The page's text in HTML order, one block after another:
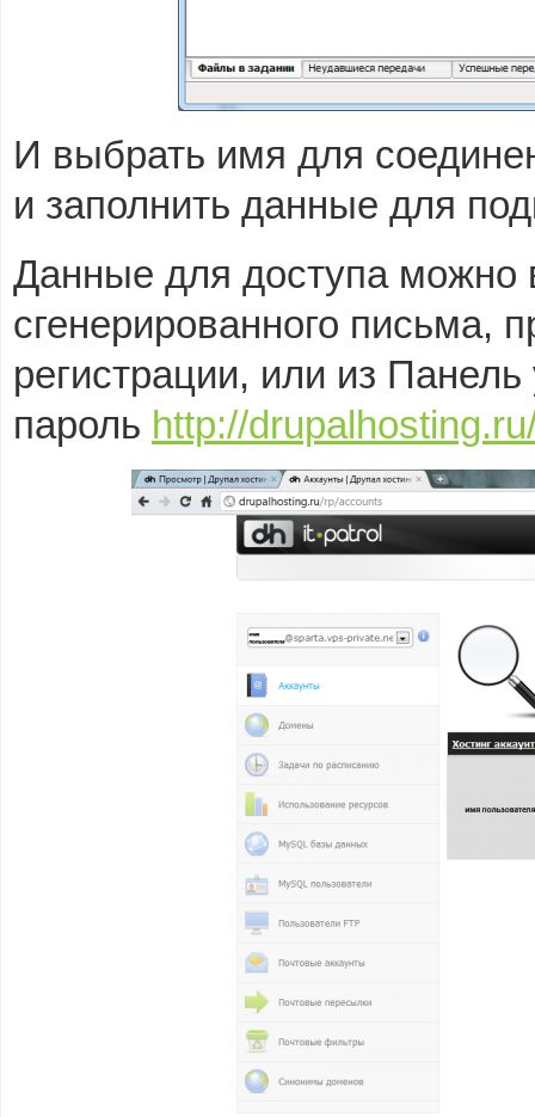
И выбрать имя для
и заполнить данные для
Данные для доступа можно
сгенерированного письма,
регистрации, или из
пароль http://